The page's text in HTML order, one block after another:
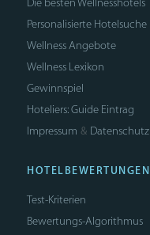
Die besten Wellnesshotels
Personalisierte Hotelsuche
Wellness Angebote
Wellness Lexikon
Gewinnspiel
Hoteliers: Guide Eintrag
Impressum & Datenschutz
HOTELBEWERTUNGEN
Test-Kriterien
Bewertungs-Algorithmus